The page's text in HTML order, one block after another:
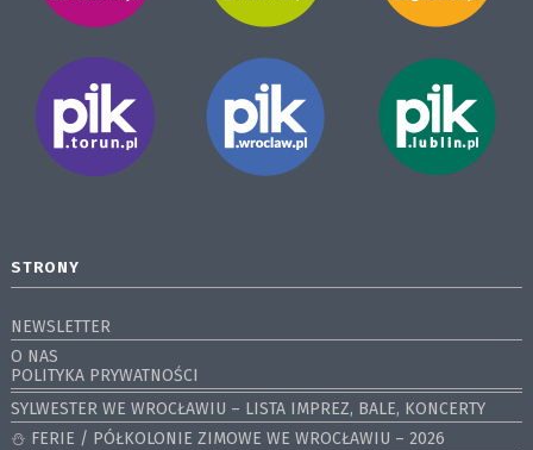
STRONY
NEWSLETTER
O NAS
POLITYKA PRYWATNOŚCI
SYLWESTER WE WROCŁAWIU – LISTA IMPREZ, BALE, KONCERTY
⛄️ FERIE / PÓŁKOLONIE ZIMOWE WE WROCŁAWIU – 2026